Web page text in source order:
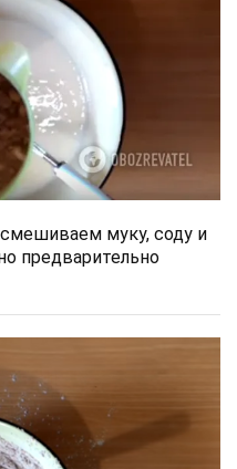
муку, соду и
предварительно